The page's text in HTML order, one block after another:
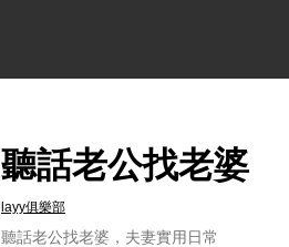
聽話老公找老婆
layy俱樂部
聽話老公找老婆，夫妻實用日常